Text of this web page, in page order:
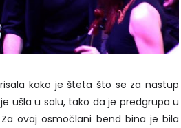
kako je šteta što se za nastup
ušla u salu, tako da je predgrupa u
ovaj osmočlani bend bina je bila